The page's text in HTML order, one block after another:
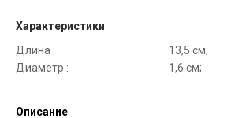
Характеристики
Длина :
13,5 см;
Диаметр :
1,6 см;
Описание